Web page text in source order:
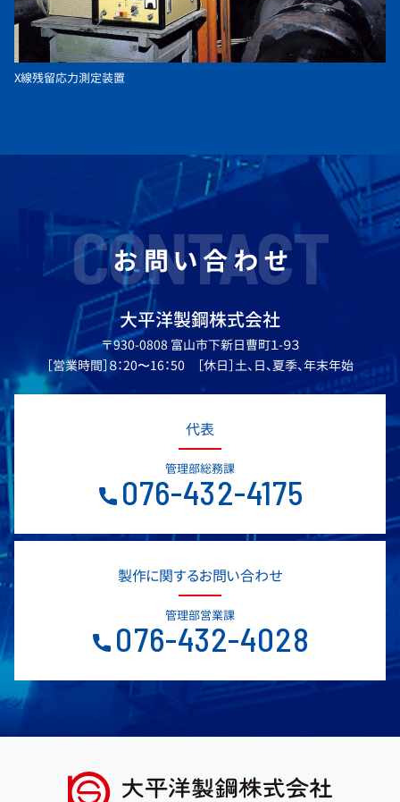
X線残留応力測定装置
CONTACT
お問い合わせ
大平洋製鋼株式会社
〒930-0808 富山市下新日曹町１-９３
［営業時間］８：20〜16：50 ［休日］土、日、夏季、年末年始
代表
管理部総務課
076-432-4175
製作に関するお問い合わせ
管理部営業課
076-432-4028